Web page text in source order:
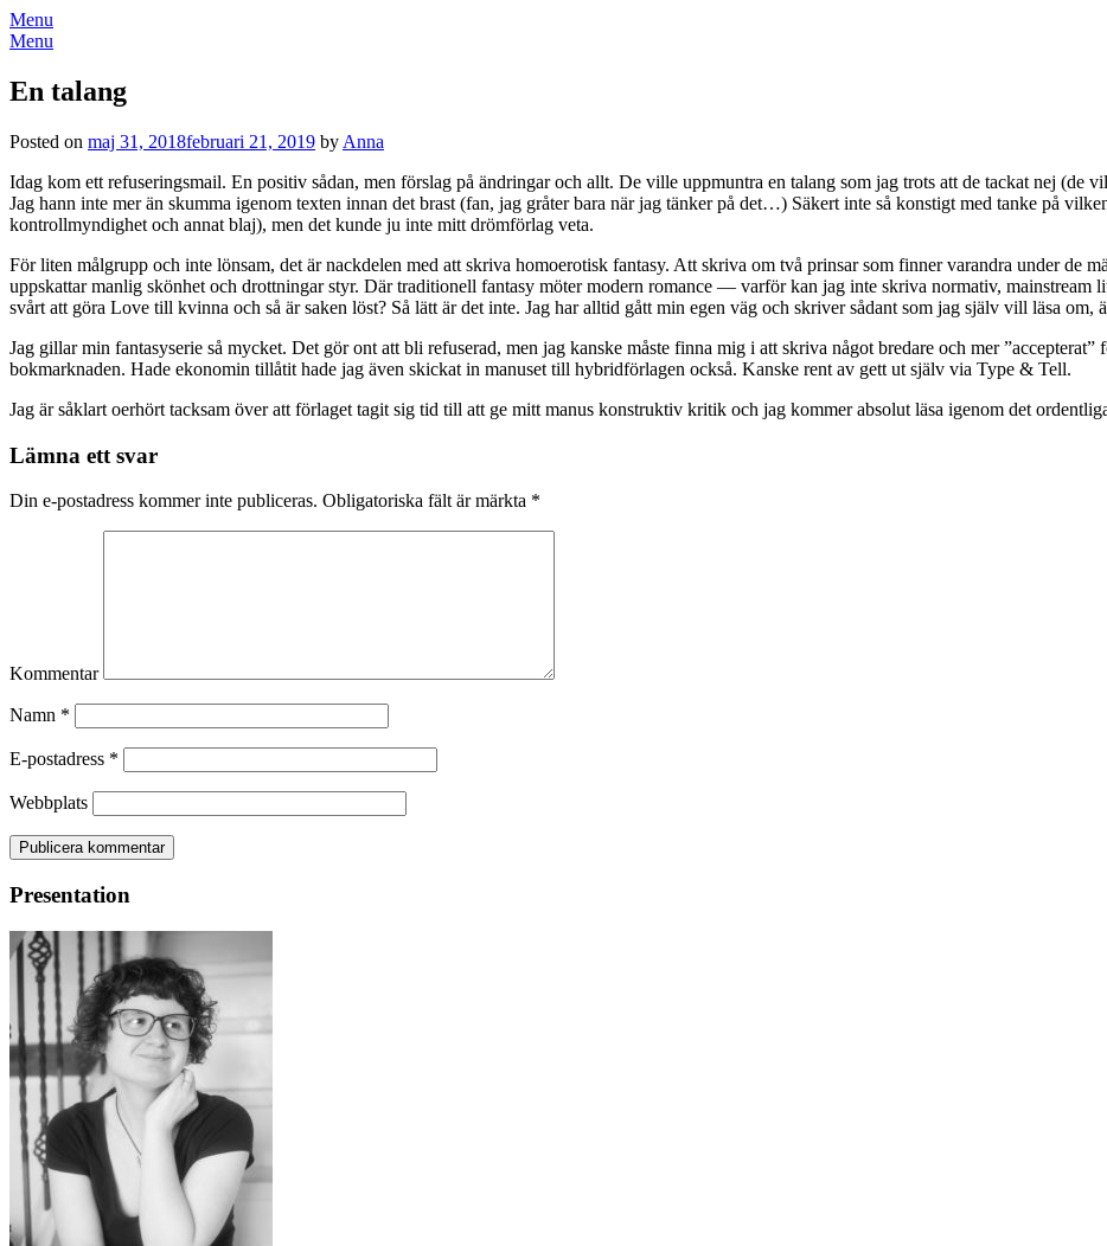
Menu
Menu
En talang
Posted on maj 31, 2018februari 21, 2019 by Anna
Idag kom ett refuseringsmail. En positiv sådan, men förslag på ändringar och allt. De ville uppmuntra en talang som jag trots att de tackat nej (de
Jag hann inte mer än skumma igenom texten innan det brast (fan, jag gråter bara när jag tänker på det…) Säkert inte så konstigt med tanke på
kontrollmyndighet och annat blaj), men det kunde ju inte mitt drömförlag veta.
För liten målgrupp och inte lönsam, det är nackdelen med att skriva homoerotisk fantasy. Att skriva om två prinsar som finner varandra under de
uppskattar manlig skönhet och drottningar styr. Där traditionell fantasy möter modern romance — varför kan jag inte skriva normativ, mainstream
svårt att göra Love till kvinna och så är saken löst? Så lätt är det inte. Jag har alltid gått min egen väg och skriver sådant som jag själv vill läsa om,
Jag gillar min fantasyserie så mycket. Det gör ont att bli refuserad, men jag kanske måste finna mig i att skriva något bredare och mer ”accepterat”
bokmarknaden. Hade ekonomin tillåtit hade jag även skickat in manuset till hybridförlagen också. Kanske rent av gett ut själv via Type & Tell.
Jag är såklart oerhört tacksam över att förlaget tagit sig tid till att ge mitt manus konstruktiv kritik och jag kommer absolut läsa igenom det
Lämna ett svar
Din e-postadress kommer inte publiceras. Obligatoriska fält är märkta *
Kommentar
Namn *
E-postadress *
Webbplats
Presentation